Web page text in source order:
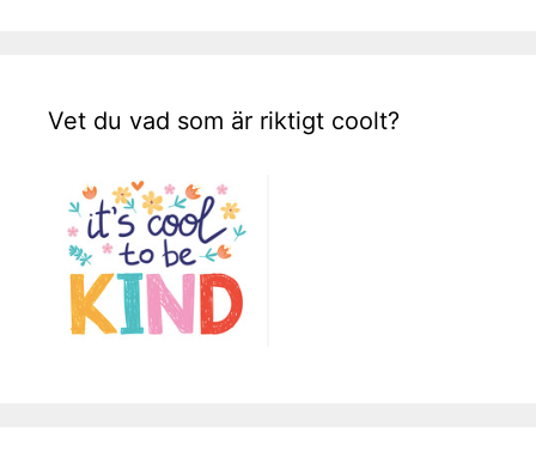
Vet du vad som är riktigt coolt?